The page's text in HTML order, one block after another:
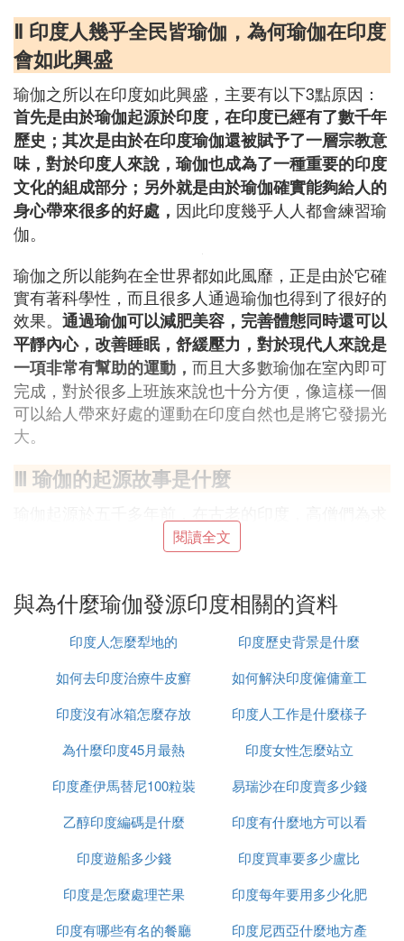
Ⅱ 印度人幾乎全民皆瑜伽，為何瑜伽在印度
會如此興盛
瑜伽之所以在印度如此興盛，主要有以下3點原因：
首先是由於瑜伽起源於印度，在印度已經有了數千年
歷史；其次是由於在印度瑜伽還被賦予了一層宗教意
味，對於印度人來說，瑜伽也成為了一種重要的印度
文化的組成部分；另外就是由於瑜伽確實能夠給人的
身心帶來很多的好處， 因此印度幾乎人人都會練習瑜
伽。
瑜伽之所以能夠在全世界都如此風靡，正是由於它確
實有著科學性，而且很多人通過瑜伽也得到了很好的
效果。 通過瑜伽可以減肥美容，完善體態同時還可以
平靜內心，改善睡眠，舒緩壓力，對於現代人來說是
一項非常有幫助的運動， 而且大多數瑜伽在室內即可
完成，對於很多上班族來說也十分方便，像這樣一個
可以給人帶來好處的運動在印度自然也是將它發揚光
大。
Ⅲ 瑜伽的起源故事是什麼
進入心神合一的最高境界，經常僻居原始森林，靜坐
冥想。在長時間靜心生活的過程中，古代印度高僧在
自治能力也非常強，於是在觀察了許許多多的動物及
移，這些瑜伽動作逐漸演變與精簡，到現今留存下來
的只有幾百個了。
瑜伽是古印度人的一種體育鍛煉方法，是古代印度體
育文化的部分，也是古代印度的代表或象徵。瑜伽本
義包含著」維持均衡就是生命和自然的本源，在生活
神的所在。瑜伽一詞，是從印度梵語yug或yuj而來，
是一個發音，其含意為「一致」「結合」或「和
諧」。瑜伽就是一個通過提升意識，幫助人類充分發
揮潛能的體系。
不只是印度人，西方國家也非常認可尊者，2006年7
月，當斯瓦米·蘭德福抵達倫敦，英國女王伊麗莎白
閱讀全文
與為什麼瑜伽發源印度相關的資料
印度人怎麼犁地的
印度歷史背景是什麼
如何去印度治療牛皮癬
如何解決印度僱傭童工
的問題
印度沒有冰箱怎麼存放
食物
印度人工作是什麼樣子
為什麼印度45月最熱
印度女性怎麼站立
印度產伊馬替尼100粒裝
多少錢
易瑞沙在印度賣多少錢
一粒
乙醇印度編碼是什麼
印度有什麼地方可以看
到太陽
印度遊船多少錢
印度買車要多少盧比
印度是怎麼處理芒果
印度每年要用多少化肥
印度有哪些有名的餐廳
印度尼西亞什麼地方產